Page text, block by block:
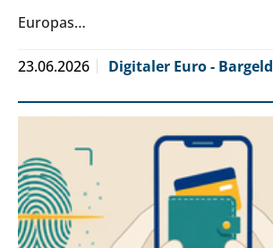
Europas…
23.06.2026 Digitaler Euro - Bargeld